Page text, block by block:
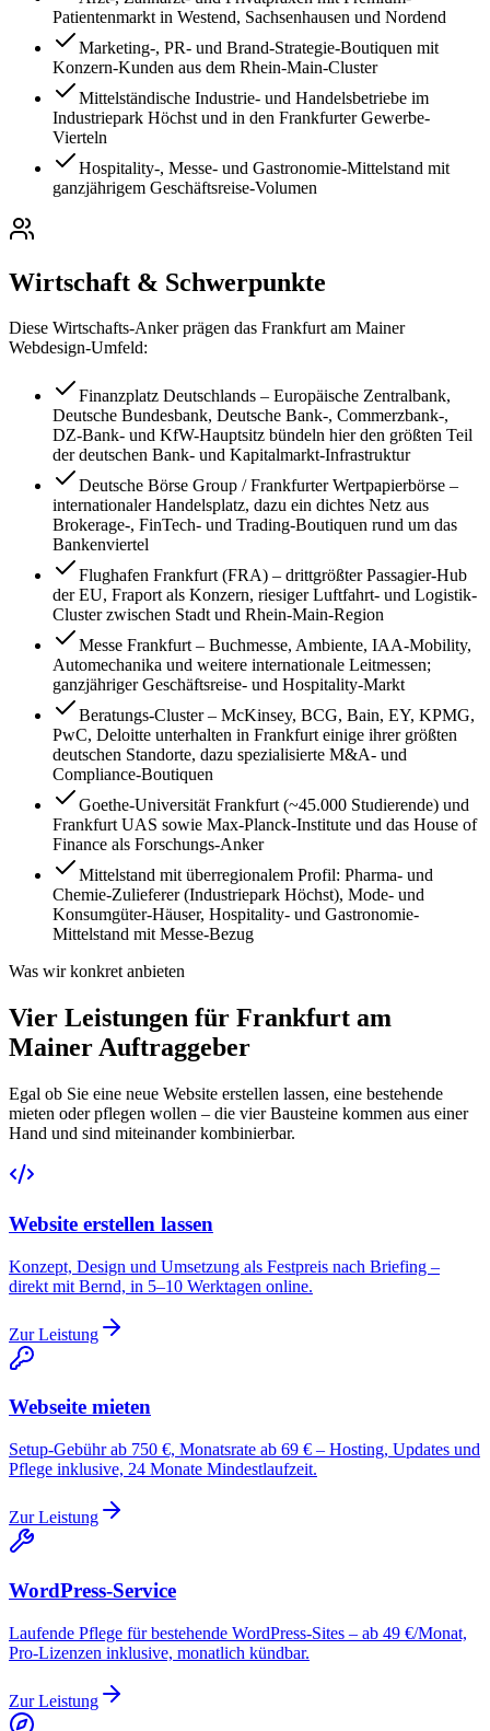
Patientenmarkt in Westend, Sachsenhausen und Nordend
Marketing-, PR- und Brand-Strategie-Boutiquen mit
Konzern-Kunden aus dem Rhein-Main-Cluster
Mittelständische Industrie- und Handelsbetriebe im
Industriepark Höchst und in den Frankfurter Gewerbe-
Vierteln
Hospitality-, Messe- und Gastronomie-Mittelstand mit
ganzjährigem Geschäftsreise-Volumen
Wirtschaft & Schwerpunkte
Diese Wirtschafts-Anker prägen das Frankfurt am Mainer
Webdesign-Umfeld:
Finanzplatz Deutschlands – Europäische Zentralbank,
Deutsche Bundesbank, Deutsche Bank-, Commerzbank-,
DZ-Bank- und KfW-Hauptsitz bündeln hier den größten Teil
der deutschen Bank- und Kapitalmarkt-Infrastruktur
Deutsche Börse Group / Frankfurter Wertpapierbörse –
internationaler Handelsplatz, dazu ein dichtes Netz aus
Brokerage-, FinTech- und Trading-Boutiquen rund um das
Bankenviertel
Flughafen Frankfurt (FRA) – drittgrößter Passagier-Hub
der EU, Fraport als Konzern, riesiger Luftfahrt- und Logistik-
Cluster zwischen Stadt und Rhein-Main-Region
Messe Frankfurt – Buchmesse, Ambiente, IAA-Mobility,
Automechanika und weitere internationale Leitmessen;
ganzjähriger Geschäftsreise- und Hospitality-Markt
Beratungs-Cluster – McKinsey, BCG, Bain, EY, KPMG,
PwC, Deloitte unterhalten in Frankfurt einige ihrer größten
deutschen Standorte, dazu spezialisierte M&A- und
Compliance-Boutiquen
Goethe-Universität Frankfurt (~45.000 Studierende) und
Frankfurt UAS sowie Max-Planck-Institute und das House of
Finance als Forschungs-Anker
Mittelstand mit überregionalem Profil: Pharma- und
Chemie-Zulieferer (Industriepark Höchst), Mode- und
Konsumgüter-Häuser, Hospitality- und Gastronomie-
Mittelstand mit Messe-Bezug
Was wir konkret anbieten
Vier Leistungen für Frankfurt am
Mainer Auftraggeber
Egal ob Sie eine neue Website erstellen lassen, eine bestehende
mieten oder pflegen wollen – die vier Bausteine kommen aus einer
Hand und sind miteinander kombinierbar.
Website erstellen lassen
Konzept, Design und Umsetzung als Festpreis nach Briefing –
direkt mit Bernd, in 5–10 Werktagen online.
Zur Leistung
Webseite mieten
Setup-Gebühr ab 750 €, Monatsrate ab 69 € – Hosting, Updates und
Pflege inklusive, 24 Monate Mindestlaufzeit.
Zur Leistung
WordPress-Service
Laufende Pflege für bestehende WordPress-Sites – ab 49 €/Monat,
Pro-Lizenzen inklusive, monatlich kündbar.
Zur Leistung